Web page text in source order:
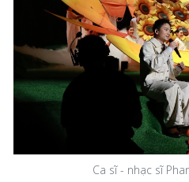
Ca sĩ - nhạc sĩ